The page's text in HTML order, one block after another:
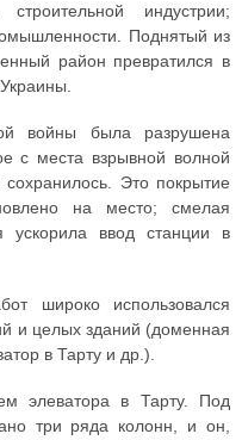
индустрии;
Поднятый из
район превратился в
войны была разрушена
с места взрывной волной
Это покрытие
на место; смелая
ускорила ввод станции в
широко использовался
и целых зданий (доменная
в Тарту и др.).
элеватора в Тарту. Под
три ряда колонн, и он,